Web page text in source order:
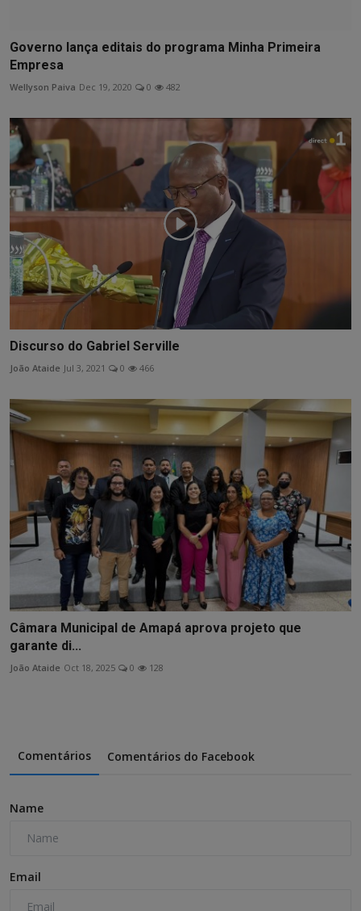
Governo lança editais do programa Minha Primeira
Empresa
Wellyson Paiva Dec 19, 2020 0 482
Discurso do Gabriel Serville
João Ataide Jul 3, 2021 0 466
Câmara Municipal de Amapá aprova projeto que
garante di...
João Ataide Oct 18, 2025 0 128
Comentários Comentários do Facebook
Name
Email